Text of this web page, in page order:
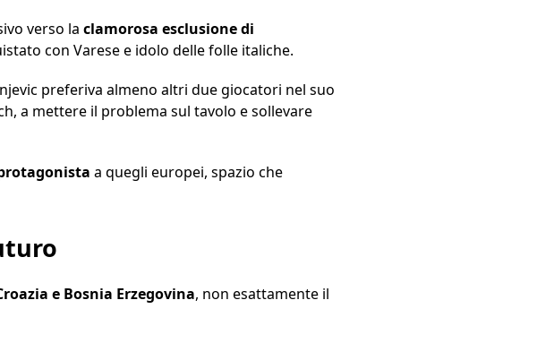
verso la clamorosa esclusione di
con Varese e idolo delle folle italiche.
preferiva almeno altri due giocatori nel suo
a mettere il problema sul tavolo e sollevare
a quegli europei, spazio che
e Bosnia Erzegovina, non esattamente il